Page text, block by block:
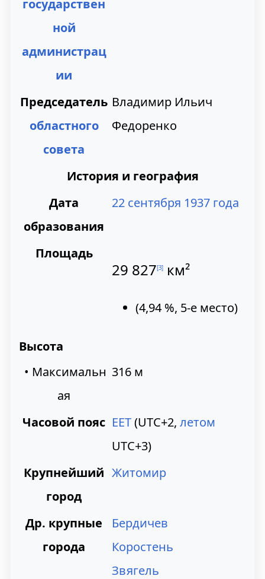
государствен
ной
администрац
ии
Председатель
областного
совета
Владимир Ильич
Федоренко
История и география
Дата
образования
22 сентября 1937 года
Площадь
29 827[3] км²
(4,94 %, 5-е место)
Высота
• Максимальн
ая
316 м
Часовой пояс EET(UTC+2, летом
UTC+3)
Крупнейший
город
Житомир
Др. крупные
города
Бердичев
Коростень
Звягель